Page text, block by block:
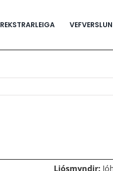
REKSTRARLEIGA VEFVERSLUN
Ljósmyndir: